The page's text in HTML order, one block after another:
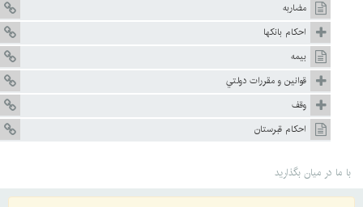
مضاربه
احكام بانكها
بيمه
قوانين و مقررات دولتي
وقف
احكام قبرستان
با ما در میان بگذارید